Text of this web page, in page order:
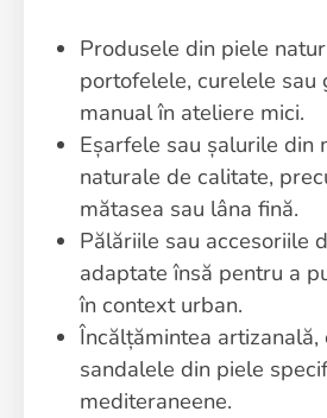
Produsele din piele
portofelele, curelele sau
manual în ateliere mici.
Eșarfele sau șalurile din
naturale de calitate,
mătasea sau lâna fină.
Pălăriile sau accesoriile
adaptate însă pentru a
în context urban.
Încălțămintea artizanală,
sandalele din piele
mediteraneene.